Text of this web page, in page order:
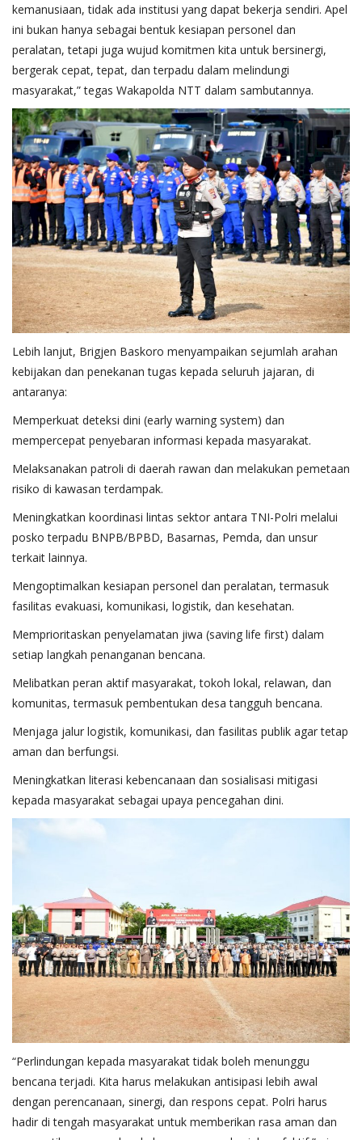
kemanusiaan, tidak ada institusi yang dapat bekerja sendiri. Apel
ini bukan hanya sebagai bentuk kesiapan personel dan
peralatan, tetapi juga wujud komitmen kita untuk bersinergi,
bergerak cepat, tepat, dan terpadu dalam melindungi
masyarakat,” tegas Wakapolda NTT dalam sambutannya.
Lebih lanjut, Brigjen Baskoro menyampaikan sejumlah arahan
kebijakan dan penekanan tugas kepada seluruh jajaran, di
antaranya:
Memperkuat deteksi dini (early warning system) dan
mempercepat penyebaran informasi kepada masyarakat.
Melaksanakan patroli di daerah rawan dan melakukan pemetaan
risiko di kawasan terdampak.
Meningkatkan koordinasi lintas sektor antara TNI-Polri melalui
posko terpadu BNPB/BPBD, Basarnas, Pemda, dan unsur
terkait lainnya.
Mengoptimalkan kesiapan personel dan peralatan, termasuk
fasilitas evakuasi, komunikasi, logistik, dan kesehatan.
Memprioritaskan penyelamatan jiwa (saving life first) dalam
setiap langkah penanganan bencana.
Melibatkan peran aktif masyarakat, tokoh lokal, relawan, dan
komunitas, termasuk pembentukan desa tangguh bencana.
Menjaga jalur logistik, komunikasi, dan fasilitas publik agar tetap
aman dan berfungsi.
Meningkatkan literasi kebencanaan dan sosialisasi mitigasi
kepada masyarakat sebagai upaya pencegahan dini.
“Perlindungan kepada masyarakat tidak boleh menunggu
bencana terjadi. Kita harus melakukan antisipasi lebih awal
dengan perencanaan, sinergi, dan respons cepat. Polri harus
hadir di tengah masyarakat untuk memberikan rasa aman dan